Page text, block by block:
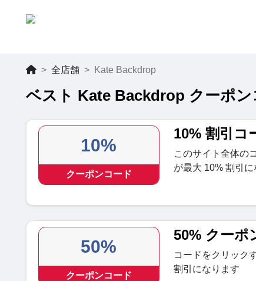
全店舗 Kate Backdrop
ベスト Kate Backdrop クーポン
10%
クーポンコード
10% 割引コ
このサイト全体の
が最大 10% 割引に
50%
クーポンコード
50% クーポ
コードをクリック
割引になります